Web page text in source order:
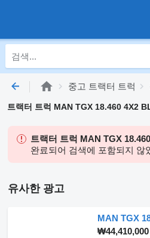
중고 트랙터 트럭
트랙터 트럭 MAN TGX 18.460 4X2
트랙터 트럭 MAN TGX
완료되어 검색에 포함되지 않
유사한 광고
MAN TGX
₩44,410,000